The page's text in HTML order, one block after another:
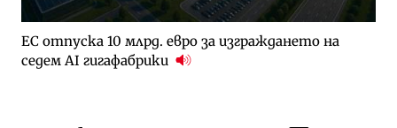
ЕС отпуска 10 млрд. евро за изграждането на
седем AI гигафабрики